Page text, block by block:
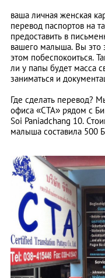
ваша личная женская
перевод паспортов на
предоставить в
вашего малыша. Вы это
этом побеспокоиться.
ли у папы будет масса
заниматься и
Где сделать перевод?
офиса «CTA» рядом с
Soi Paniadchang 10.
малыша составила 500